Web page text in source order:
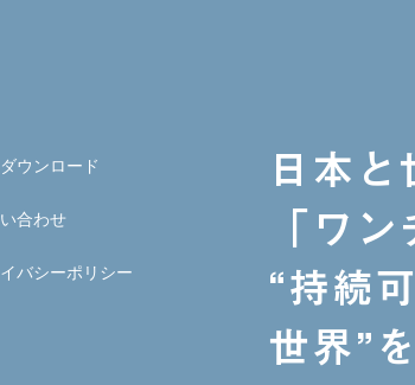
ウンロード
合わせ
バシーポリシー
日本
「ワ
​“持続
世界”